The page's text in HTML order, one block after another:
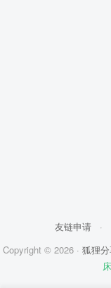
友链申请 ·
Copyright © 2026 · 狐狸
床